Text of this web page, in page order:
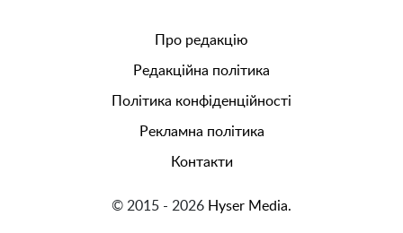
Про редакцію
Редакційна політика
Політика конфіденційності
Рекламна політика
Контакти
© 2015 - 2026 Hyser Media.